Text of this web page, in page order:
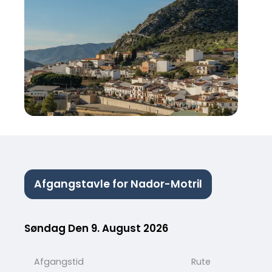
Afgangstavle for Nador-Motril
Søndag Den 9. August 2026
Afgangstid Rute